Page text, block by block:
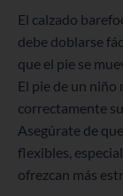
El calzado
debe doblarse
que el pie se
El pie de un
correctamente
Asegúrate de
flexibles,
ofrezcan más